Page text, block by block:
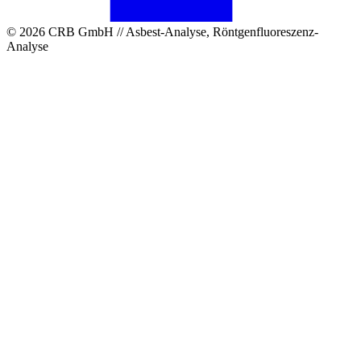
© 2026 CRB GmbH // Asbest-Analyse, Röntgenfluoreszenz-
Analyse